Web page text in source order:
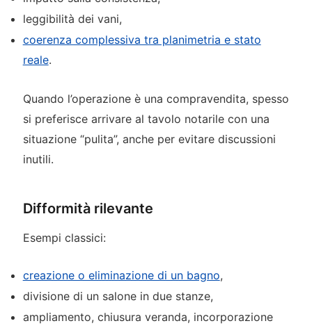
leggibilità dei vani,
coerenza complessiva tra planimetria e stato
reale.
Quando l’operazione è una compravendita, spesso
si preferisce arrivare al tavolo notarile con una
situazione “pulita”, anche per evitare discussioni
inutili.
Difformità rilevante
Esempi classici:
creazione o eliminazione di un bagno,
divisione di un salone in due stanze,
ampliamento, chiusura veranda, incorporazione